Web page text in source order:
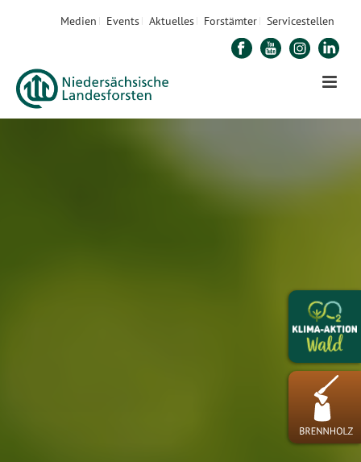
Medien Events Aktuelles Forstämter Servicestellen